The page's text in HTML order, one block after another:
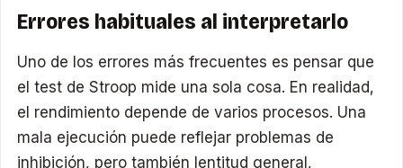
Errores habituales al interpretarlo
Uno de los errores más frecuentes es pensar que
el test de Stroop mide una sola cosa. En realidad,
el rendimiento depende de varios procesos. Una
mala ejecución puede reflejar problemas de
inhibición, pero también lentitud general,